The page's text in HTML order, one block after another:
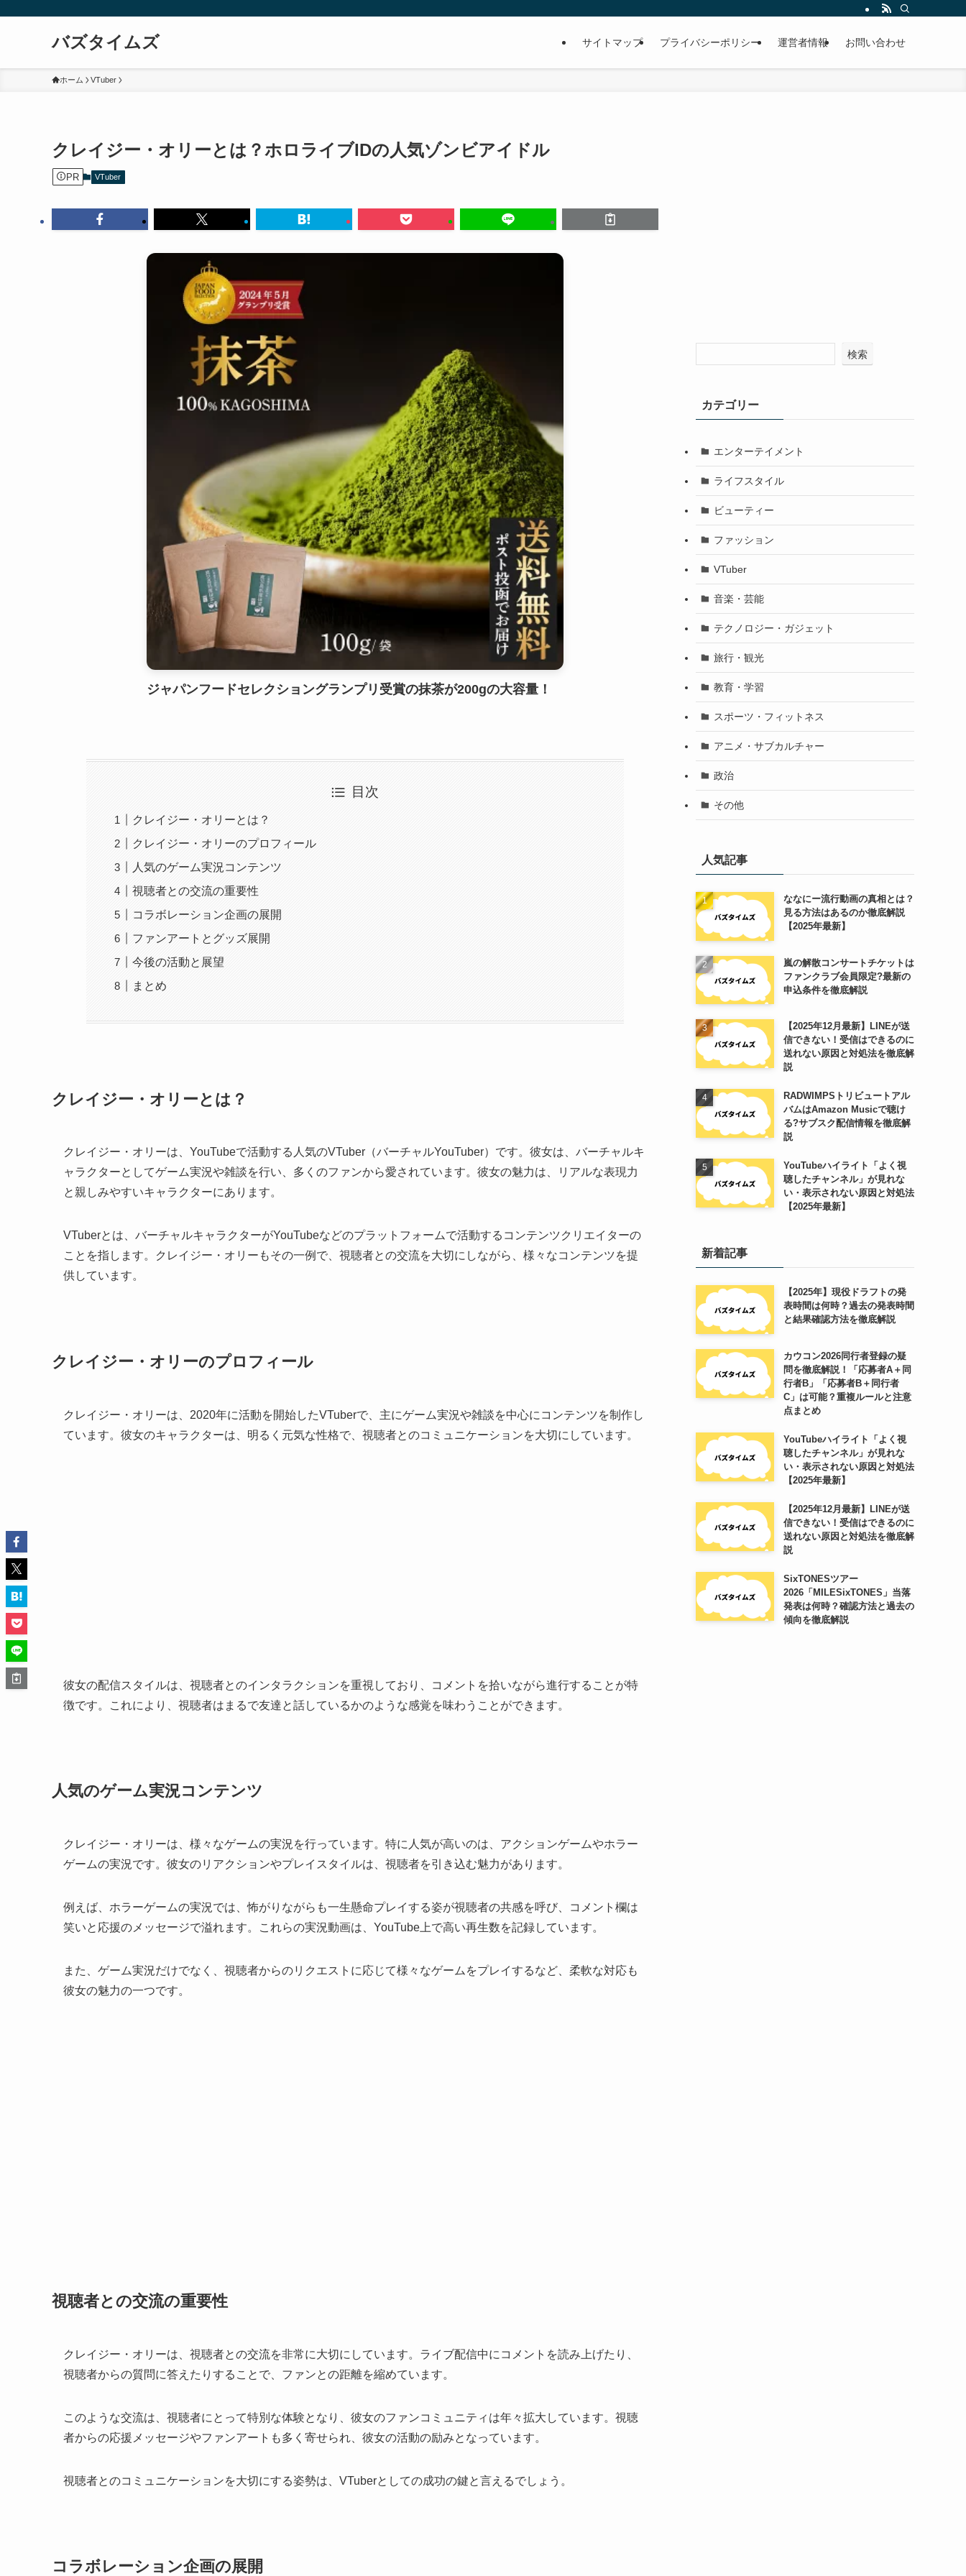
バズタイムズ サイトマップ プライバシーポリシー 運営者情報 お問い合わせ
ホーム VTuber
クレイジー・オリーとは？ホロライブIDの人気ゾンビアイドル
PR VTuber
ジャパンフードセレクショングランプリ受賞の抹茶が200gの大容量！
目次
クレイジー・オリーとは？
クレイジー・オリーのプロフィール
人気のゲーム実況コンテンツ
視聴者との交流の重要性
コラボレーション企画の展開
ファンアートとグッズ展開
今後の活動と展望
まとめ
クレイジー・オリーとは？
クレイジー・オリーは、YouTubeで活動する人気のVTuber（バーチャルYouTuber）です。彼女は、バーチャルキ
ャラクターとしてゲーム実況や雑談を行い、多くのファンから愛されています。彼女の魅力は、リアルな表現力
と親しみやすいキャラクターにあります。
VTuberとは、バーチャルキャラクターがYouTubeなどのプラットフォームで活動するコンテンツクリエイターの
ことを指します。クレイジー・オリーもその一例で、視聴者との交流を大切にしながら、様々なコンテンツを提
供しています。
クレイジー・オリーのプロフィール
クレイジー・オリーは、2020年に活動を開始したVTuberで、主にゲーム実況や雑談を中心にコンテンツを制作し
ています。彼女のキャラクターは、明るく元気な性格で、視聴者とのコミュニケーションを大切にしています。
彼女の配信スタイルは、視聴者とのインタラクションを重視しており、コメントを拾いながら進行することが特
徴です。これにより、視聴者はまるで友達と話しているかのような感覚を味わうことができます。
人気のゲーム実況コンテンツ
クレイジー・オリーは、様々なゲームの実況を行っています。特に人気が高いのは、アクションゲームやホラー
ゲームの実況です。彼女のリアクションやプレイスタイルは、視聴者を引き込む魅力があります。
例えば、ホラーゲームの実況では、怖がりながらも一生懸命プレイする姿が視聴者の共感を呼び、コメント欄は
笑いと応援のメッセージで溢れます。これらの実況動画は、YouTube上で高い再生数を記録しています。
また、ゲーム実況だけでなく、視聴者からのリクエストに応じて様々なゲームをプレイするなど、柔軟な対応も
彼女の魅力の一つです。
視聴者との交流の重要性
クレイジー・オリーは、視聴者との交流を非常に大切にしています。ライブ配信中にコメントを読み上げたり、
視聴者からの質問に答えたりすることで、ファンとの距離を縮めています。
このような交流は、視聴者にとって特別な体験となり、彼女のファンコミュニティは年々拡大しています。視聴
者からの応援メッセージやファンアートも多く寄せられ、彼女の活動の励みとなっています。
視聴者とのコミュニケーションを大切にする姿勢は、VTuberとしての成功の鍵と言えるでしょう。
コラボレーション企画の展開
検索
カテゴリー
エンターテイメント
ライフスタイル
ビューティー
ファッション
VTuber
音楽・芸能
テクノロジー・ガジェット
旅行・観光
教育・学習
スポーツ・フィットネス
アニメ・サブカルチャー
政治
その他
人気記事
ななにー流行動画の真相とは？
見る方法はあるのか徹底解説
【2025年最新】
嵐の解散コンサートチケットは
ファンクラブ会員限定?最新の
申込条件を徹底解説
【2025年12月最新】LINEが送
信できない！受信はできるのに
送れない原因と対処法を徹底解
説
RADWIMPSトリビュートアル
バムはAmazon Musicで聴け
る?サブスク配信情報を徹底解
説
YouTubeハイライト「よく視
聴したチャンネル」が見れな
い・表示されない原因と対処法
【2025年最新】
新着記事
【2025年】現役ドラフトの発
表時間は何時？過去の発表時間
と結果確認方法を徹底解説
カウコン2026同行者登録の疑
問を徹底解説！「応募者A＋同
行者B」「応募者B＋同行者
C」は可能？重複ルールと注意
点まとめ
YouTubeハイライト「よく視
聴したチャンネル」が見れな
い・表示されない原因と対処法
【2025年最新】
【2025年12月最新】LINEが送
信できない！受信はできるのに
送れない原因と対処法を徹底解
説
SixTONESツアー
2026「MILESixTONES」当落
発表は何時？確認方法と過去の
傾向を徹底解説